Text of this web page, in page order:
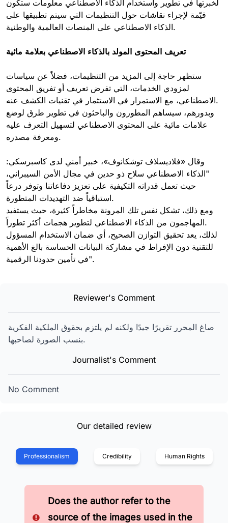
لخبرتها في تطوير واستخدام الذكاء الاصطناعي معلومات ستكون
قيّمة لإجراء نقاشات حول التنظيمات التي سيتم تطبيقها على
الذكاء الاصطناعي على المنصات العالمية والوطنية.
تعريف المحتوى المولد بالذكاء الاصطناعي بعلامة مائية
ستظهر حاجة إلى المزيد من التنظيمات، فضلاً عن سياسات
لمزودي الخدمات، التي تفرض تعريف أو تفريق المحتوى
الاصطناعي، مع الاستمرار في الاستثمار في تقنيات الكشف عنه.
وبدورهم، سيساهم المطورون والباحثون في تطوير طرق لوضع
علامات مائية على المحتوى الاصطناعي لتسهيل التعرف عليه
ومعرفة مصدره.
وقال «فلاديسلاف توشكانوف»، خبير أمني لدى كاسبرسكي:
"الذكاء الاصطناعي سلاح ذو حدين في مجال الأمن السيبراني،
حيث تعمل قدراته التكيفية على تعزيز دفاعاتنا وتوفر درعاً
استباقياً ضد التهديدات المتطورة.
ومع ذلك، تشكل نفس تلك المرونة مخاطراً كثيرة، حيث يستفيد
المهاجمون من الذكاء الاصطناعي لتطوير هجمات أكثر تطوراً.
لذلك، يعد تحقيق التوازن الصحيح، أي ضمان الاستخدام المسؤول
للتقنية دون الإفراط في مشاركة البيانات الحساسة بالغ الأهمية
في تأمين حدودنا الرقمية".
Reviewer's Comment
صاغ المحرر تقريرًا جيدًا ولكنه لم يلتزم بحقوق الملكية الفكرية
بنسب الصورة لصاحبها.
Journalist's Comment
No Comment
Our detailed review
Professionalism Credibility Human Rights
Does the author refer to the
source of the images used in the